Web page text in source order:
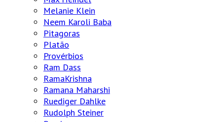
Melanie Klein
Neem Karoli Baba
Pitagoras
Platão
Provérbios
Ram Dass
RamaKrishna
Ramana Maharshi
Ruediger Dahlke
Rudolph Steiner